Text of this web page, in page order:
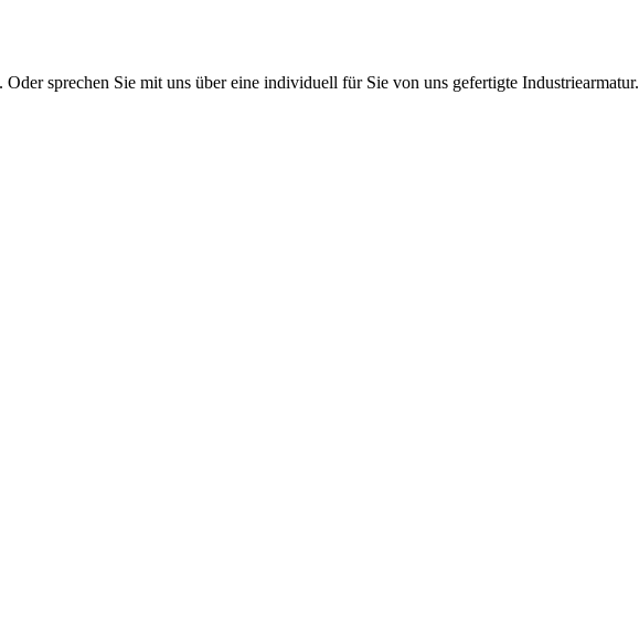
sprechen Sie mit uns über eine individuell für Sie von uns gefertigte Industriearmatur.